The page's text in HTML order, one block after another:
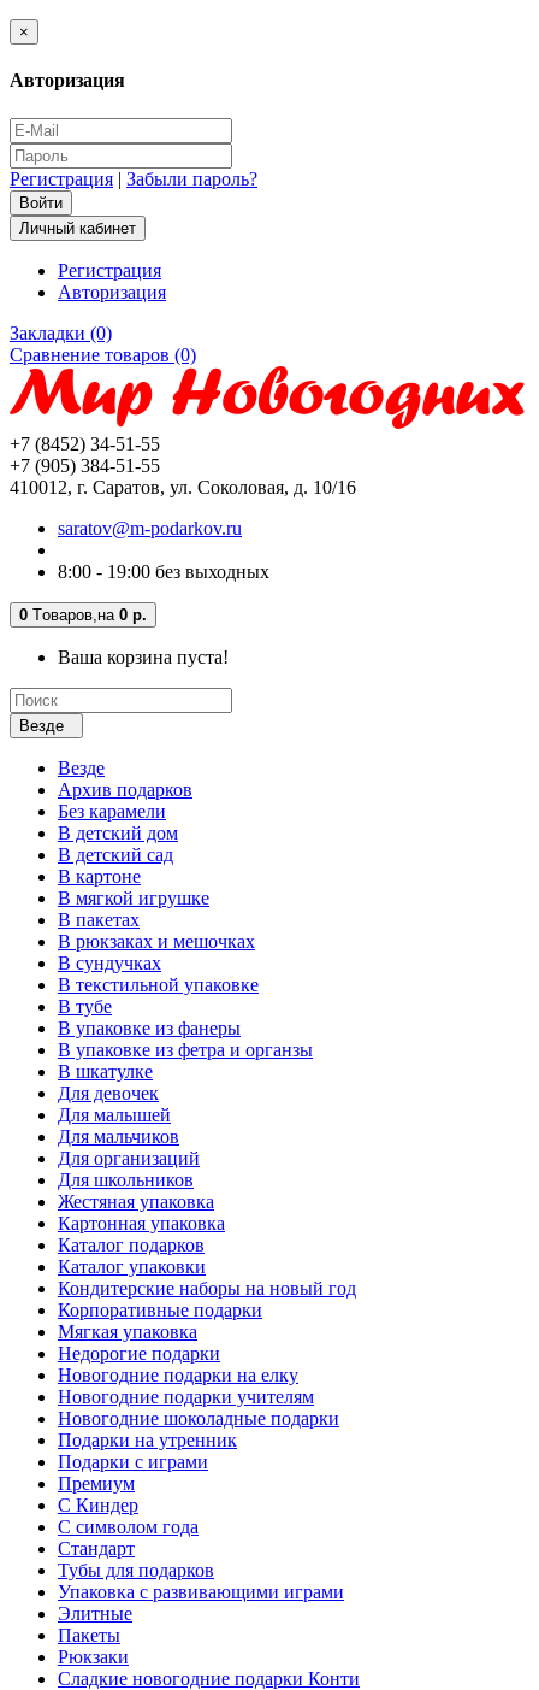
×
Авторизация
Регистрация | Забыли пароль?
Личный кабинет
Регистрация
Авторизация
Закладки (0)
Сравнение товаров (0)
+7 (8452) 34-51-55
+7 (905) 384-51-55
410012, г. Саратов, ул. Соколовая, д. 10/16
saratov@m-podarkov.ru
8:00 - 19:00 без выходных
0 Tоваров, на 0 р.
Ваша корзина пуста!
Везде
Везде
Архив подарков
Без карамели
В детский дом
В детский сад
В картоне
В мягкой игрушке
В пакетах
В рюкзаках и мешочках
В сундучках
В текстильной упаковке
В тубе
В упаковке из фанеры
В упаковке из фетра и органзы
В шкатулке
Для девочек
Для малышей
Для мальчиков
Для организаций
Для школьников
Жестяная упаковка
Картонная упаковка
Каталог подарков
Каталог упаковки
Кондитерские наборы на новый год
Корпоративные подарки
Мягкая упаковка
Недорогие подарки
Новогодние подарки на елку
Новогодние подарки учителям
Новогодние шоколадные подарки
Подарки на утренник
Подарки с играми
Премиум
С Киндер
С символом года
Стандарт
Тубы для подарков
Упаковка с развивающими играми
Элитные
Пакеты
Рюкзаки
Сладкие новогодние подарки Конти